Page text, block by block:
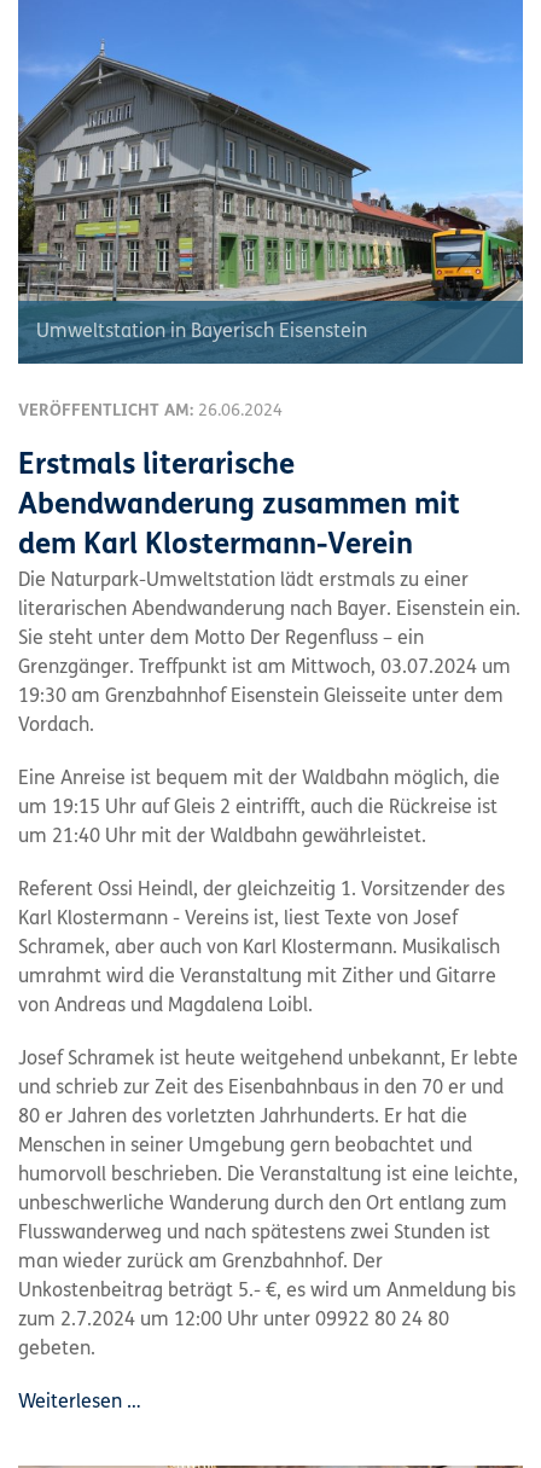
Umweltstation in Bayerisch Eisenstein
VERÖFFENTLICHT AM: 26.06.2024
Erstmals literarische
Abendwanderung zusammen mit
dem Karl Klostermann-Verein
Die Naturpark-Umweltstation lädt erstmals zu einer
literarischen Abendwanderung nach Bayer. Eisenstein ein.
Sie steht unter dem Motto Der Regenfluss – ein
Grenzgänger. Treffpunkt ist am Mittwoch, 03.07.2024 um
19:30 am Grenzbahnhof Eisenstein Gleisseite unter dem
Vordach.
Eine Anreise ist bequem mit der Waldbahn möglich, die
um 19:15 Uhr auf Gleis 2 eintrifft, auch die Rückreise ist
um 21:40 Uhr mit der Waldbahn gewährleistet.
Referent Ossi Heindl, der gleichzeitig 1. Vorsitzender des
Karl Klostermann - Vereins ist, liest Texte von Josef
Schramek, aber auch von Karl Klostermann. Musikalisch
umrahmt wird die Veranstaltung mit Zither und Gitarre
von Andreas und Magdalena Loibl.
Josef Schramek ist heute weitgehend unbekannt, Er lebte
und schrieb zur Zeit des Eisenbahnbaus in den 70 er und
80 er Jahren des vorletzten Jahrhunderts. Er hat die
Menschen in seiner Umgebung gern beobachtet und
humorvoll beschrieben. Die Veranstaltung ist eine leichte,
unbeschwerliche Wanderung durch den Ort entlang zum
Flusswanderweg und nach spätestens zwei Stunden ist
man wieder zurück am Grenzbahnhof. Der
Unkostenbeitrag beträgt 5.- €, es wird um Anmeldung bis
zum 2.7.2024 um 12:00 Uhr unter 09922 80 24 80
gebeten.
Weiterlesen …